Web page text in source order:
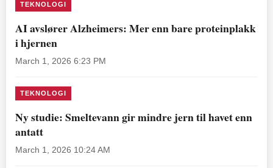
TEKNOLOGI
AI avslører Alzheimers: Mer enn bare proteinplakk
i hjernen
March 1, 2026 6:23 PM
TEKNOLOGI
Ny studie: Smeltevann gir mindre jern til havet enn
antatt
March 1, 2026 10:24 AM